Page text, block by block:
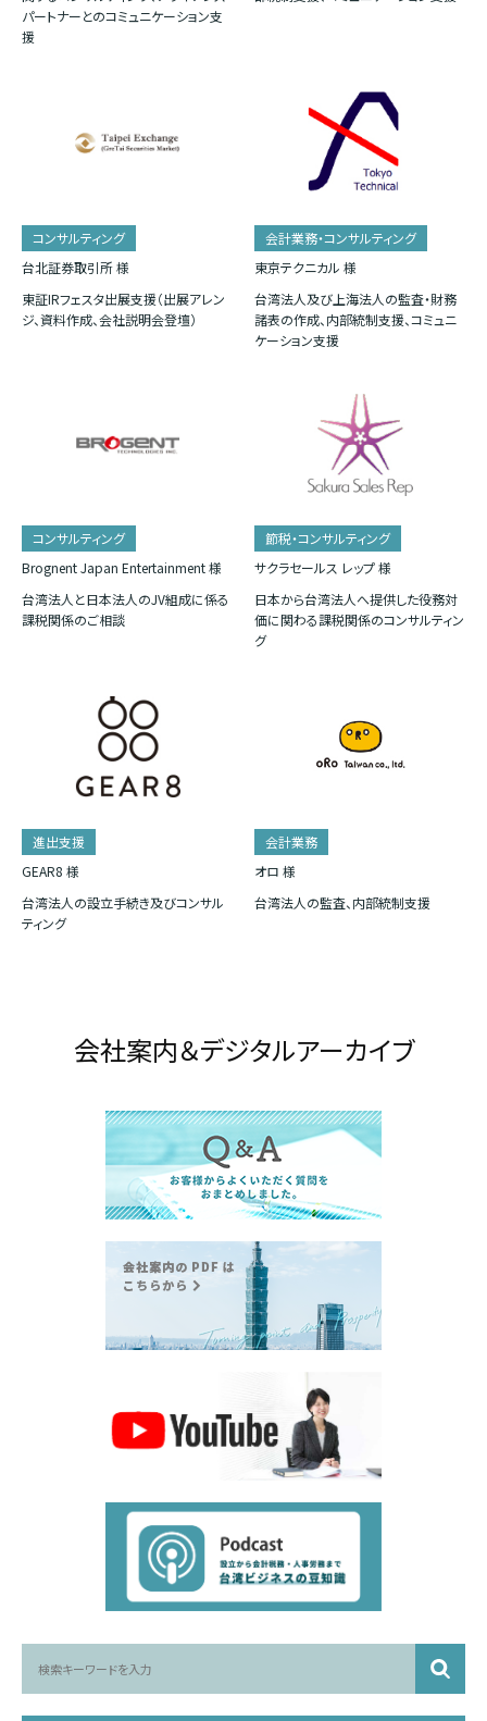
パートナーとのコミュニケーション支
援
コンサルティング
台北証券取引所 様
東証IRフェスタ出展支援（出展アレン
ジ、資料作成、会社説明会登壇）
会計業務・コンサルティング
東京テクニカル 様
台湾法人及び上海法人の監査・財務
諸表の作成、内部統制支援、コミュニ
ケーション支援
コンサルティング
Brognent Japan Entertainment 様
台湾法人と日本法人のJV組成に係る
課税関係のご相談
節税・コンサルティング
サクラセールス レップ 様
日本から台湾法人へ提供した役務対
価に関わる課税関係のコンサルティン
グ
進出支援
GEAR8 様
台湾法人の設立手続き及びコンサル
ティング
会計業務
オロ 様
台湾法人の監査、内部統制支援
会社案内＆デジタルアーカイブ